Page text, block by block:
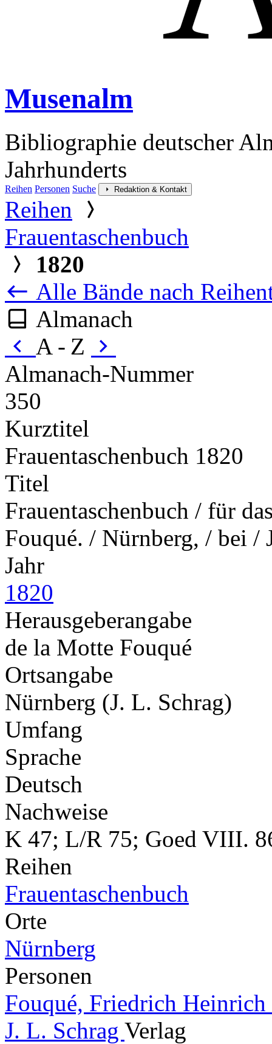
Musenalm
Bibliographie deutscher
Jahrhunderts
Reihen Personen Suche Redaktion & Kontakt
Reihen
Frauentaschenbuch
1820
Alle Bände nach
Almanach
A - Z
Almanach-Nummer
350
Kurztitel
Frauentaschenbuch 1820
Titel
Frauentaschenbuch / für
Fouqué. / Nürnberg, / bei /
Jahr
1820
Herausgeberangabe
de la Motte Fouqué
Ortsangabe
Nürnberg (J. L. Schrag)
Umfang
Sprache
Deutsch
Nachweise
K 47; L/R 75; Goed VIII.
Reihen
Frauentaschenbuch
Orte
Nürnberg
Personen
Fouqué, Friedrich
J. L. Schrag Verlag